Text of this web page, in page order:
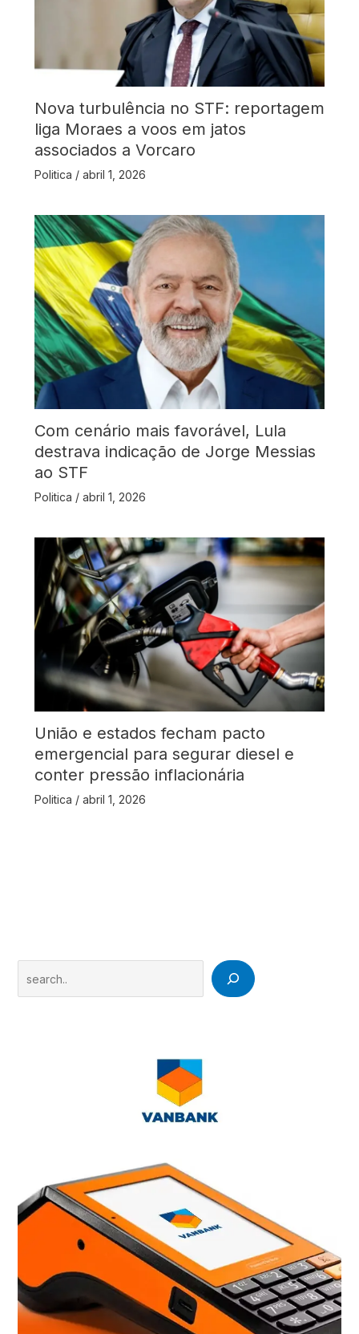
Nova turbulência no STF: reportagem
liga Moraes a voos em jatos
associados a Vorcaro
Politica / abril 1, 2026
Com cenário mais favorável, Lula
destrava indicação de Jorge Messias
ao STF
Politica / abril 1, 2026
União e estados fecham pacto
emergencial para segurar diesel e
conter pressão inflacionária
Politica / abril 1, 2026